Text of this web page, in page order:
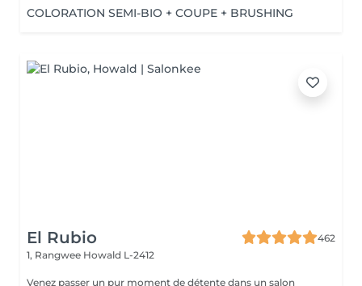
COLORATION SEMI-BIO + COUPE + BRUSHING
El Rubio
462
1, Rangwee Howald L-2412
Venez passer un pur moment de détente dans un salon